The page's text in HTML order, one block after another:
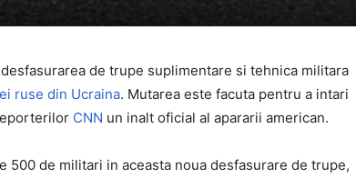
de trupe suplimentare si tehnica militara
ruse din Ucraina. Mutarea este facuta pentru a intari
CNN un inalt oficial al apararii american.
500 de militari in aceasta noua desfasurare de trupe,